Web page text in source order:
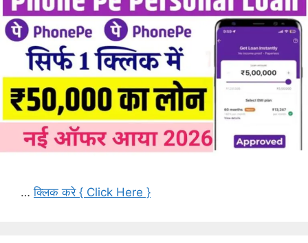
…क्लिक करे { Click Here }